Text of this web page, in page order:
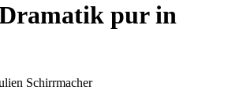
pur in
Schirrmacher